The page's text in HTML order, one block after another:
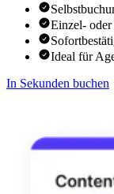
Einzel- oder
Ideal für
In Sekunden buchen